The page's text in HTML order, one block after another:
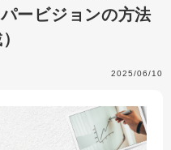
ービジョンの方法
2025/06/10